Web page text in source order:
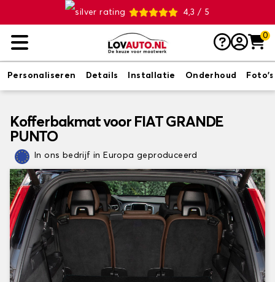
4,3 / 5
0
Personaliseren Details Installatie Onderhoud Foto's
Kofferbakmat voor FIAT GRANDE
PUNTO
In ons bedrijf in Europa geproduceerd